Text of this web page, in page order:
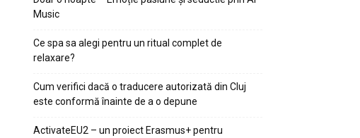
Music
Ce spa sa alegi pentru un ritual complet de
relaxare?
Cum verifici dacă o traducere autorizată din Cluj
este conformă înainte de a o depune
ActivateEU2 – un proiect Erasmus+ pentru